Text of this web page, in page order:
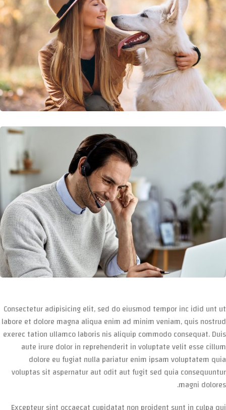
Consectetur adipisicing elit, sed do eiusmod tempor inc idid unt ut
labore et dolore magna aliqua enim ad minim veniam, quis nostrud
exerec tation ullamco laboris nis aliquip commodo consequat. Duis
aute irure dolor in reprehenderit in voluptate velit esse cillum
dolore eu fugiat nulla pariatur enim ipsam voluptatem quia
voluptas sit aspernatur aut odit aut fugit sed quia consequuntur
magni dolores.